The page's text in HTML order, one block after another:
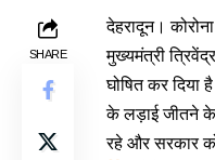
SHARE
देहरादून।
मुख्यमंत्री
घोषित कर दिया
के लड़ाई जीतने के
रहे और सरकार